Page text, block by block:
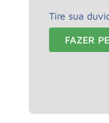
Tire sua
FAZER